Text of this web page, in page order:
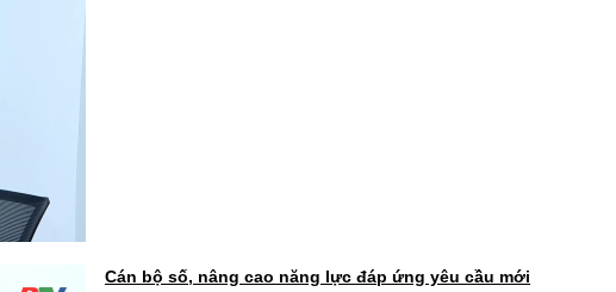
Cán bộ số, nâng cao năng lực đáp ứng yêu cầu mới